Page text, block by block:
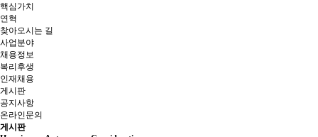
핵심가치
연혁
찾아오시는 길
사업분야
채용정보
복리후생
인재채용
게시판
공지사항
온라인문의
게시판